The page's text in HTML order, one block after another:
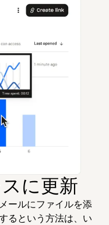
に更新
ールにファイルを添
るという方法は、い